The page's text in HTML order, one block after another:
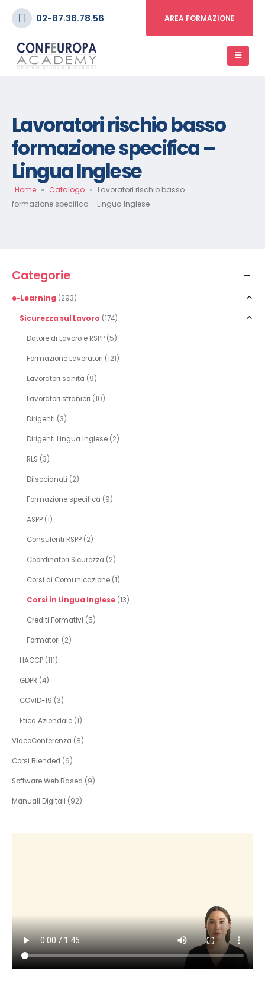
02-87.36.78.56 AREA FORMAZIONE
Lavoratori rischio basso
formazione specifica –
Lingua Inglese
Home » Catalogo » Lavoratori rischio basso
formazione specifica – Lingua Inglese
Categorie
e-Learning (293)
Sicurezza sul Lavoro (174)
Datore di Lavoro e RSPP (5)
Formazione Lavoratori (121)
Lavoratori sanità (9)
Lavoratori stranieri (10)
Dirigenti (3)
Dirigenti Lingua Inglese (2)
RLS (3)
Diisocianati (2)
Formazione specifica (9)
ASPP (1)
Consulenti RSPP (2)
Coordinatori Sicurezza (2)
Corsi di Comunicazione (1)
Corsi in Lingua Inglese (13)
Crediti Formativi (5)
Formatori (2)
HACCP (111)
GDPR (4)
COVID-19 (3)
Etica Aziendale (1)
VideoConferenza (8)
Corsi Blended (6)
Software Web Based (9)
Manuali Digitali (92)